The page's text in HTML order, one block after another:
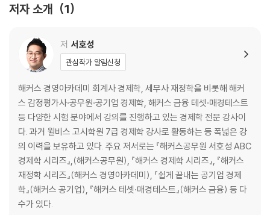
05 생산가능곡선과 기회비용
07 공급
08 시장가격의 결정
09 시장균형의 이동
10 잉여
11 가격통제: 최고가격제와 최저가격제
Level 1 OX 연습문제
Level 2 개념완성문제
Level 3 실전연습문제
제2장 탄력성
01 탄력성의 기본
02 수요의 가격탄력성
저자 소개 1
저 서호성
관심작가 알림신청
해커스 경영아카데미 회계사 경제학, 세무사 재정학을 비롯해 해커
스 감정평가사·공무원·공기업 경제학, 해커스 금융 테셋·매경테스트
등 다양한 시험 분야에서 강의를 진행하고 있는 경제학 전문 강사이
다. 과거 윌비스 고시학원 7급 경제학 강사로 활동하는 등 폭넓은 강
의 이력을 보유하고 있다. 주요 저서로는 『해커스공무원 서호성 ABC
경제학 시리즈』,(해커스공무원), 『해커스 경제학 시리즈』, 『해커스
재정학 시리즈』(해커스 경영아카데미), 『쉽게 끝내는 공기업 경제
학』(해커스 공기업), 『해커스 테셋·매경테스트』(해커스 금융) 등 다
수가 있다.